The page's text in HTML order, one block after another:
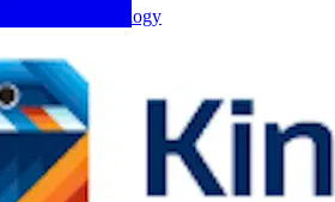
Juice Technology